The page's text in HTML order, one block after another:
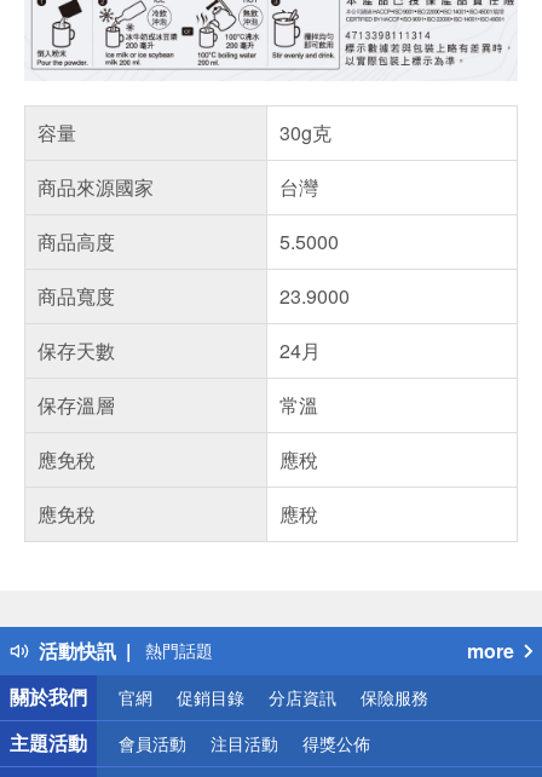
容量
30g克
商品來源國家
台灣
商品高度
5.5000
商品寬度
23.9000
保存天數
24月
保存溫層
常溫
應免稅
應稅
應免稅
應稅
活動快訊
得獎公告
熱門話題
銀行優惠
偏遠地區配送
詐騙網頁！請小心！
more
關於我們
官網 促銷目錄 分店資訊 保險服務
主題活動 會員活動 注目活動 得獎公佈